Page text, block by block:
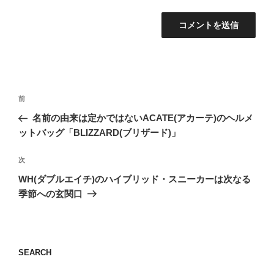
投
ナ
ゲ
ー
シ
前
の
投
前
名前の由来は定かではないACATE(アカーテ)のヘルメ
ットバッグ「BLIZZARD(ブリザード)」
次
の
投
次
WH(ダブルエイチ)のハイブリッド・スニーカーは次なる
季節への玄関口
SEARCH